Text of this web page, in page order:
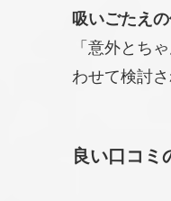
吸いごたえ
「意外とち
わせて検討
良い口コミ